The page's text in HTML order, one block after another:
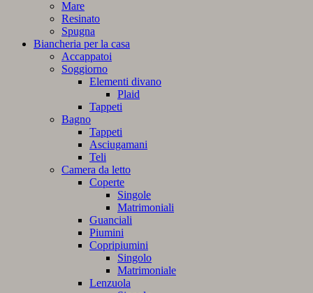
Mare
Resinato
Spugna
Biancheria per la casa
Accappatoi
Soggiorno
Elementi divano
Plaid
Tappeti
Bagno
Tappeti
Asciugamani
Teli
Camera da letto
Coperte
Singole
Matrimoniali
Guanciali
Piumini
Copripiumini
Singolo
Matrimoniale
Lenzuola